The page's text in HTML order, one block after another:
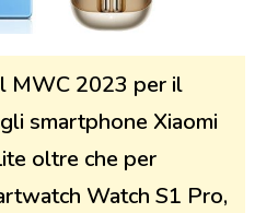
MWC 2023 per il
smartphone Xiaomi
oltre che per
Watch S1 Pro,